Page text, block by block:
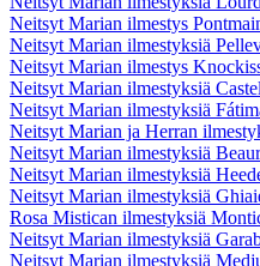
Neitsyt Marian ilmestys
Neitsyt Marian ilmestyksiä
Neitsyt Marian ilmestys
Neitsyt Marian ilmestyksiä
Neitsyt Marian ilmestyksiä
Neitsyt Marian ja Herran
Neitsyt Marian ilmestyksiä
Neitsyt Marian ilmestyksiä
Neitsyt Marian ilmestyksiä
Rosa Mistican ilmestyksiä
Neitsyt Marian ilmestyksiä
Neitsyt Marian ilmestyksiä